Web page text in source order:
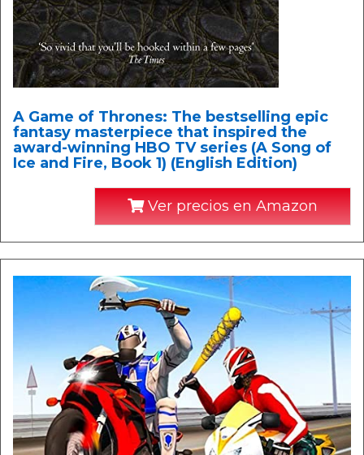
A Game of Thrones: The bestselling epic
fantasy masterpiece that inspired the
award-winning HBO TV series (A Song of
Ice and Fire, Book 1) (English Edition)
Ver precios en Amazon